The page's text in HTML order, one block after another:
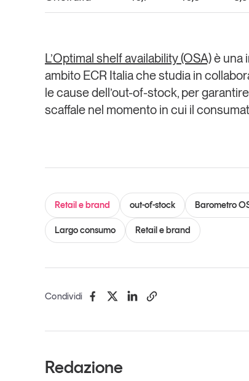
L’Optimal shelf availability (OSA)è una
ambito ECR Italia che studia in
le cause dell’out-of-stock, per
scaffale nel momento in cui il
Retail e brand out-of-stock Barometro
Largo consumo Retail e brand
Condividi
Redazione